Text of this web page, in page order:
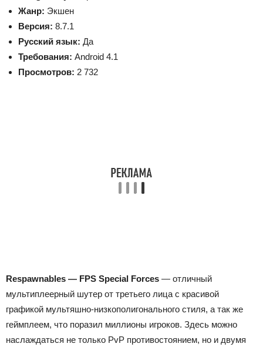
Жанр: Экшен
Версия: 8.7.1
Русский язык: Да
Требования: Android 4.1
Просмотров: 2 732
Respawnables — FPS Special Forces — отличный
мультиплеерный шутер от третьего лица с красивой
графикой мультяшно-низкополигонального стиля, а так же
геймплеем, что поразил миллионы игроков. Здесь можно
наслаждаться не только PvP противостоянием, но и двумя